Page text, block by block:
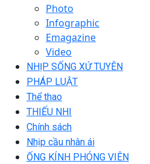
Photo
Infographic
Emagazine
Video
NHỊP SỐNG XỨ TUYÊN
PHÁP LUẬT
Thể thao
THIẾU NHI
Chính sách
Nhịp cầu nhân ái
ỐNG KÍNH PHÓNG VIÊN